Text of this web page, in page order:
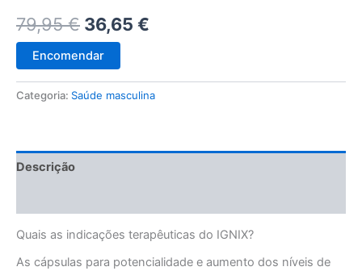
com 4.67
em 5 com
base em
classificações
de
79,95€ O
preço
original
36,65 €
atual
Encomendar
Categoria: Saúde masculina
Descrição
Quais as indicações terapêuticas do IGNIX?
As cápsulas para potencialidade e aumento dos níveis de